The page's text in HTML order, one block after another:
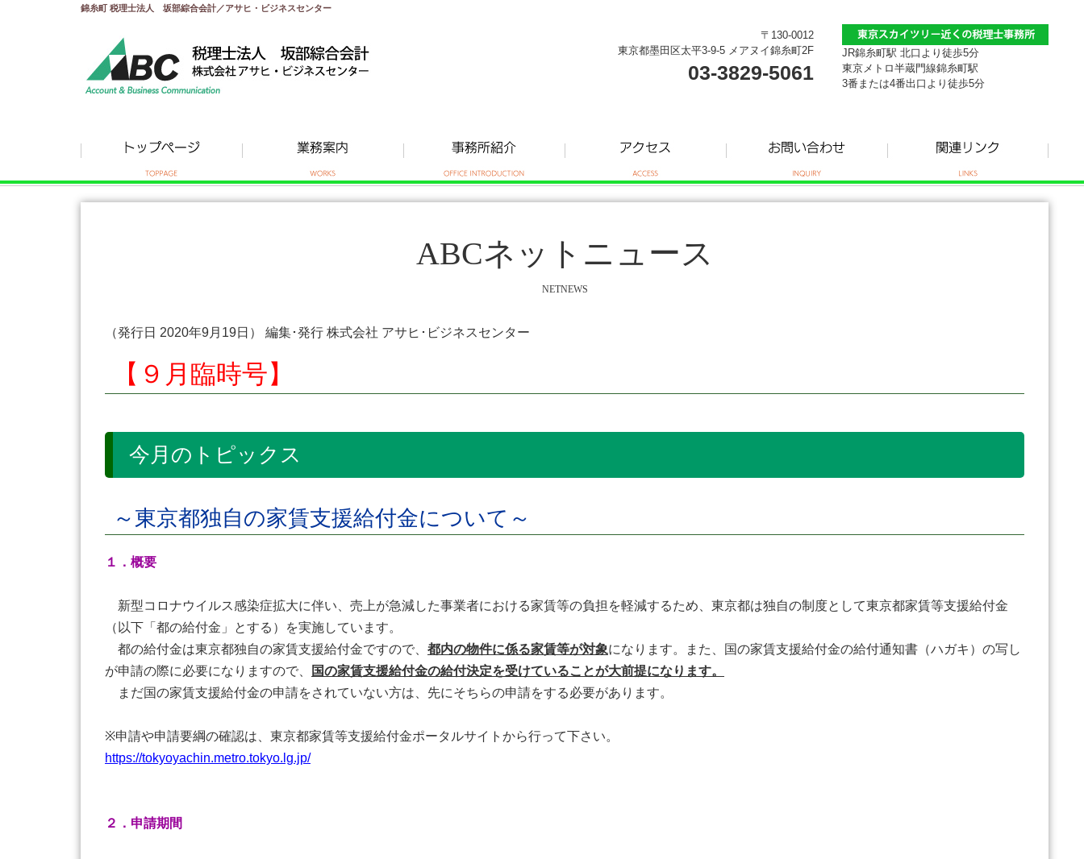
錦糸町 税理士法人 坂部綜合会計／アサヒ・ビジネスセンター
〒130-0012
東京都墨田区太平3-9-5 メアヌイ錦糸町2F
03-3829-5061
JR錦糸町駅 北口より徒歩5分
東京メトロ半蔵門線錦糸町駅
3番または4番出口より徒歩5分
ABCネットニュース
NETNEWS
（発行日 2020年9月19日） 編集･発行 株式会社 アサヒ･ビジネスセンター
【９月臨時号】
今月のトピックス
～東京都独自の家賃支援給付金について～
１．概要
新型コロナウイルス感染症拡大に伴い、売上が急減した事業者における家賃等の負担を軽減するため、東京都は独自の制度として東京都家賃等支援給付金
（以下「都の給付金」とする）を実施しています。
都の給付金は東京都独自の家賃支援給付金ですので、 都内の物件に係る家賃等が対象になります。また、国の家賃支援給付金の給付通知書（ハガキ）の写し
が申請の際に必要になりますので、
国の家賃支援給付金の給付決定を受けていることが大前提になります。
まだ国の家賃支援給付金の申請をされていない方は、先にそちらの申請をする必要があります。
※申請や申請要綱の確認は、東京都家賃等支援給付金ポータルサイトから行って下さい。
https://tokyoyachin.metro.tokyo.lg.jp/
２．申請期間